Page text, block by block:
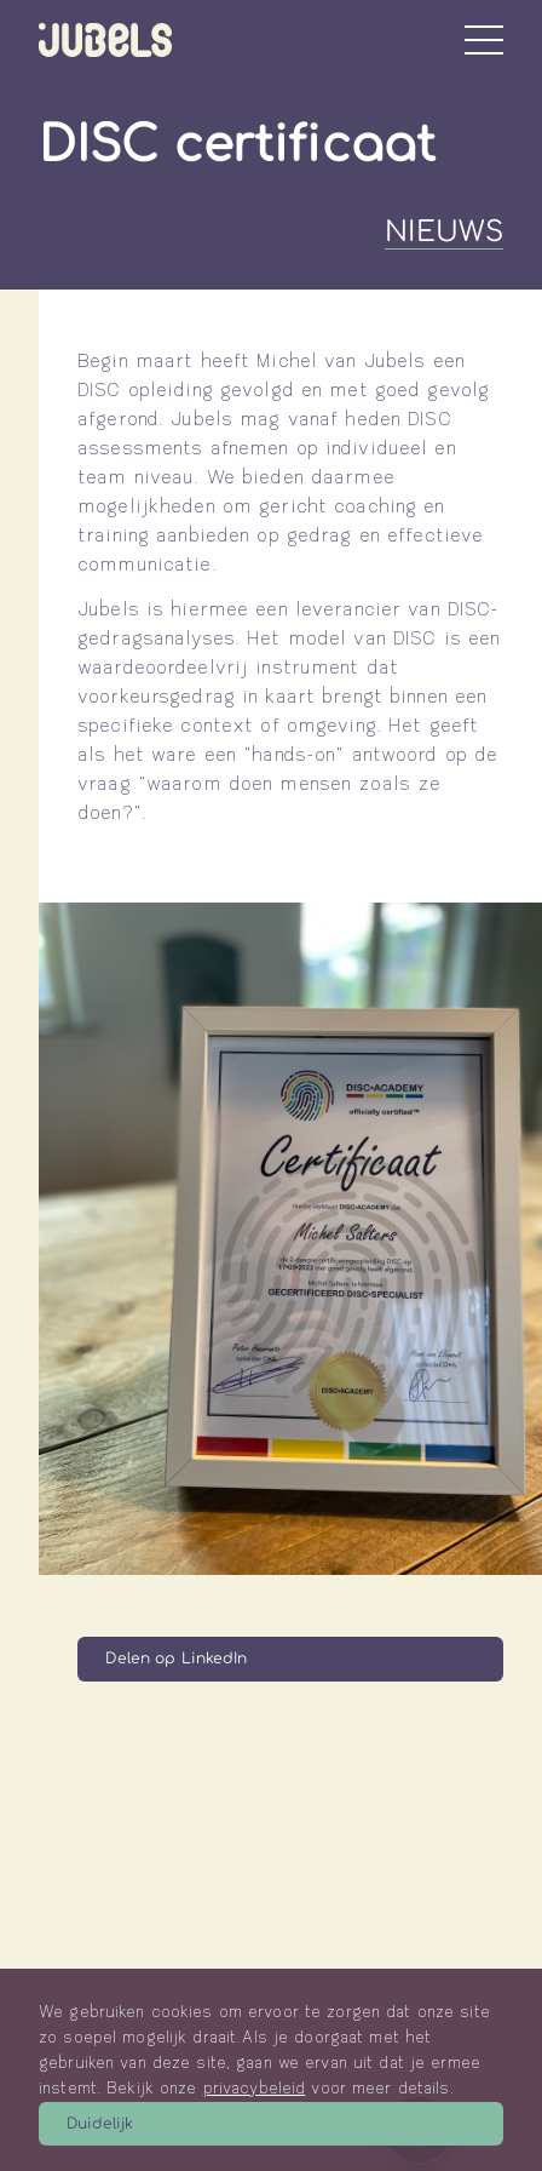
DISC certificaat
NIEUWS
Begin maart heeft Michel van Jubels een
DISC opleiding gevolgd en met goed gevolg
afgerond. Jubels mag vanaf heden DISC
assessments afnemen op individueel en
team niveau. We bieden daarmee
mogelijkheden om gericht coaching en
training aanbieden op gedrag en effectieve
communicatie.
Jubels is hiermee een leverancier van DISC-
gedragsanalyses. Het model van DISC is een
waardeoordeelvrij instrument dat
voorkeursgedrag in kaart brengt binnen een
specifieke context of omgeving. Het geeft
als het ware een “hands-on” antwoord op de
vraag “waarom doen mensen zoals ze
doen?”.
Delen op LinkedIn
We gebruiken cookies om ervoor te zorgen dat onze site
zo soepel mogelijk draait. Als je doorgaat met het
gebruiken van deze site, gaan we ervan uit dat je ermee
instemt. Bekijk onze
privacybeleid voor meer details.
Duidelijk